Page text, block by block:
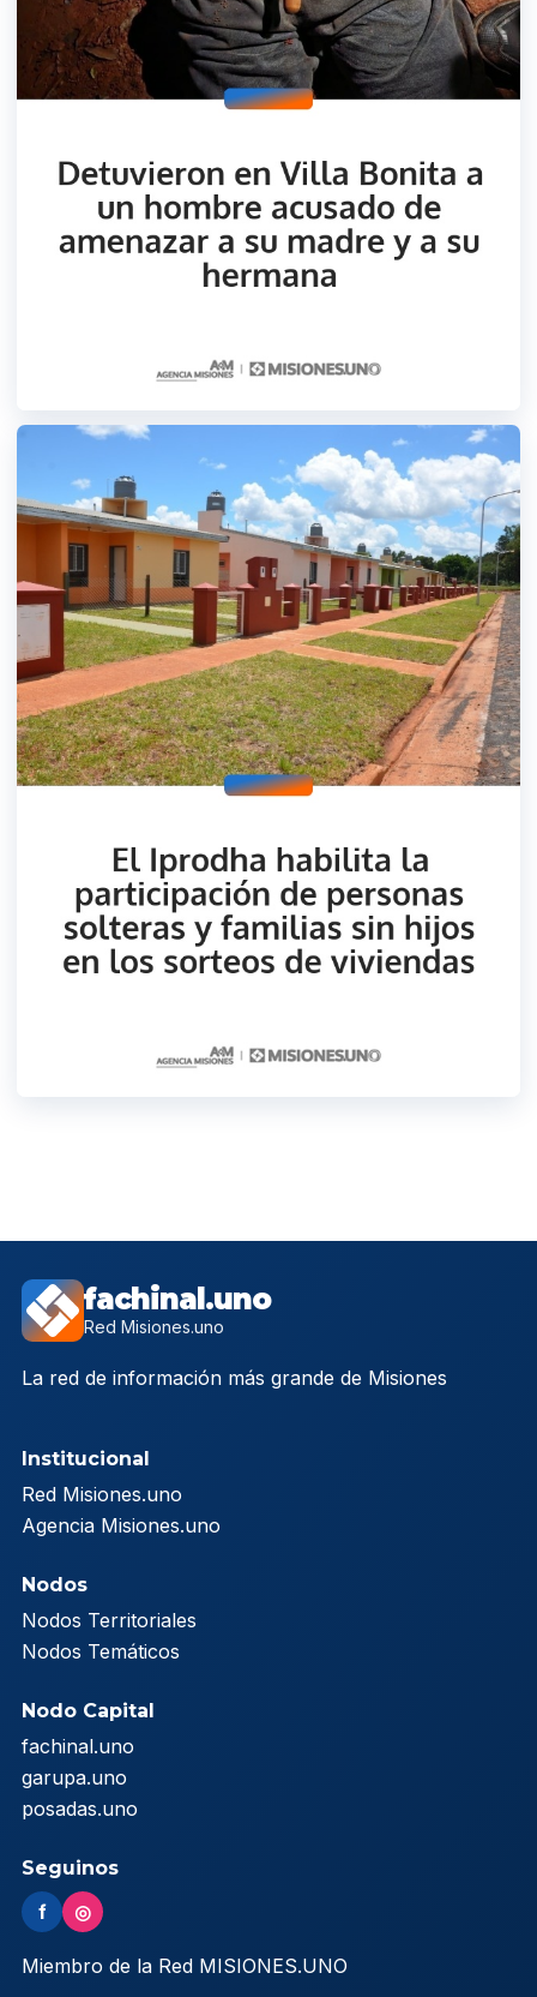
fachinal.uno
Red Misiones.uno
La red de información más grande de Misiones
Institucional
Red Misiones.uno
Agencia Misiones.uno
Nodos
Nodos Territoriales
Nodos Temáticos
Nodo Capital
fachinal.uno
garupa.uno
posadas.uno
Seguinos
f ◎
Miembro de la Red MISIONES.UNO